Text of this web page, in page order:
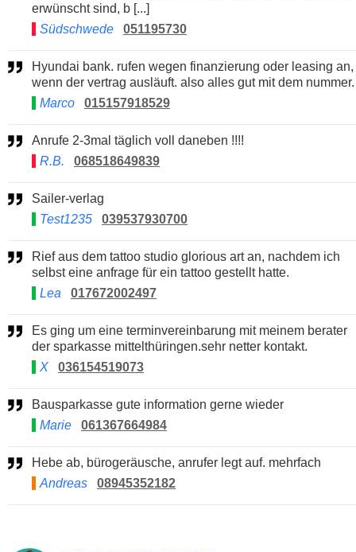
erwünscht sind, b [...]
Südschwede
051195730
Hyundai bank. rufen wegen finanzierung oder leasing an,
wenn der vertrag ausläuft. also alles gut mit dem nummer.
Marco
015157918529
Anrufe 2-3mal täglich voll daneben !!!!
R.B.
068518649839
Sailer-verlag
Test1235
039537930700
Rief aus dem tattoo studio glorious art an, nachdem ich
selbst eine anfrage für ein tattoo gestellt hatte.
Lea
017672002497
Es ging um eine terminvereinbarung mit meinem berater
der sparkasse mittelthüringen.sehr netter kontakt.
X
036154519073
Bausparkasse gute information gerne wieder
Marie
061367664984
Hebe ab, bürogeräusche, anrufer legt auf. mehrfach
Andreas
08945352182